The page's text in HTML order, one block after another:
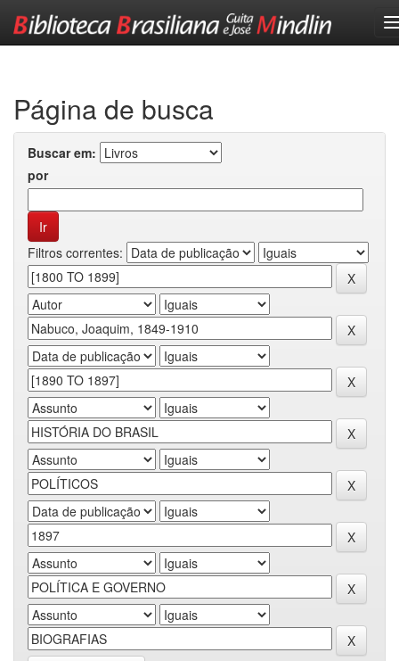
Página de busca
Buscar em:
por
Filtros correntes: